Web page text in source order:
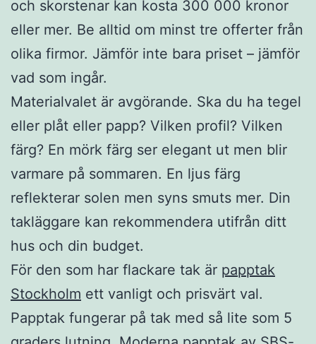
och skorstenar kan kosta 300 000 kronor
eller mer. Be alltid om minst tre offerter från
olika firmor. Jämför inte bara priset – jämför
vad som ingår.
Materialvalet är avgörande. Ska du ha tegel
eller plåt eller papp? Vilken profil? Vilken
färg? En mörk färg ser elegant ut men blir
varmare på sommaren. En ljus färg
reflekterar solen men syns smuts mer. Din
takläggare kan rekommendera utifrån ditt
hus och din budget.
För den som har flackare tak är papptak
Stockholm ett vanligt och prisvärt val.
Papptak fungerar på tak med så lite som 5